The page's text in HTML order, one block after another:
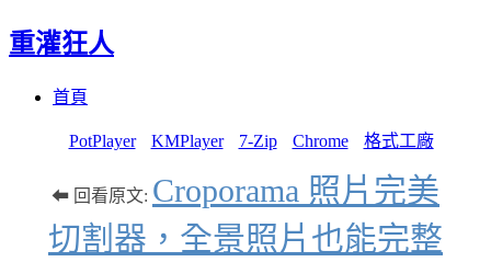
重灌狂人
首頁
PotPlayer KMPlayer 7-Zip Chrome 格式工廠
⬅ 回看原文: Croporama 照片完美
切割器，全景照片也能完整